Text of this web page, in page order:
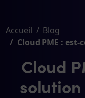
Accueil
Blog
Cloud PME :
Cloud